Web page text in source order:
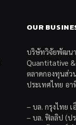
OUR
บริษัทวิจัยพัฒน
Quantitative
ตลาดกองทุนส่ว
ประเทศไทย อา
– บล. กรุงไทย
– บล. ฟิลลิป (ป